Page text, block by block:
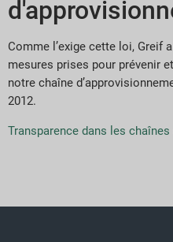
Comme l’exige cette loi, Greif
mesures prises pour prévenir
notre chaîne
2012.
Transparence dans les